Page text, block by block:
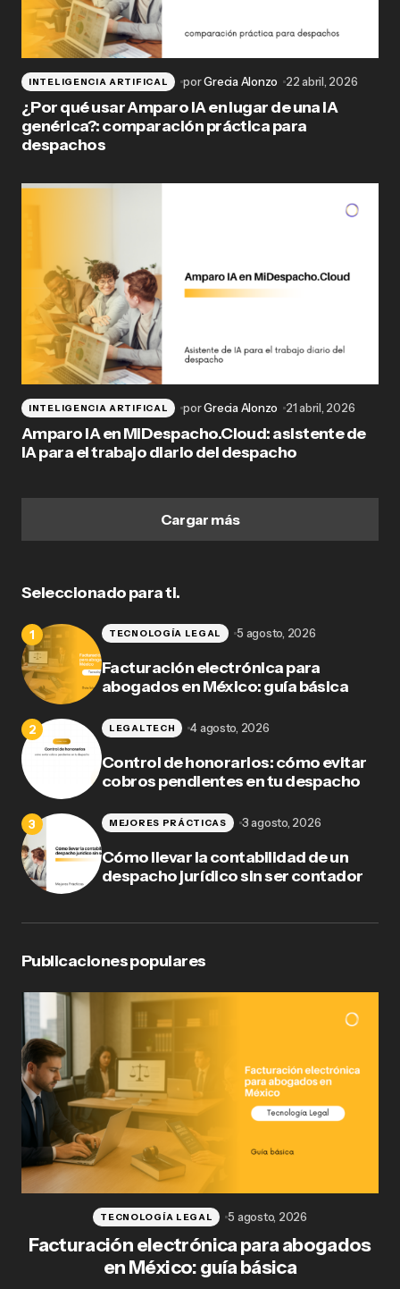
INTELIGENCIA ARTIFICAL porGrecia Alonzo 22 abril, 2026
¿Por qué usar Amparo IA en lugar de una IA
genérica?: comparación práctica para
despachos
INTELIGENCIA ARTIFICAL porGrecia Alonzo 21 abril, 2026
Amparo IA en MiDespacho.Cloud: asistente de
IA para el trabajo diario del despacho
Cargar más
Seleccionado para ti.
Facturación electrónica para
abogados en México: guía básica
TECNOLOGÍA LEGAL 5 agosto, 2026
Control de honorarios: cómo evitar
cobros pendientes en tu despacho
LEGALTECH 4 agosto, 2026
Cómo llevar la contabilidad de un
despacho jurídico sin ser contador
MEJORES PRÁCTICAS 3 agosto, 2026
Publicaciones populares
Facturación electrónica para abogados
en México: guía básica
TECNOLOGÍA LEGAL 5 agosto, 2026